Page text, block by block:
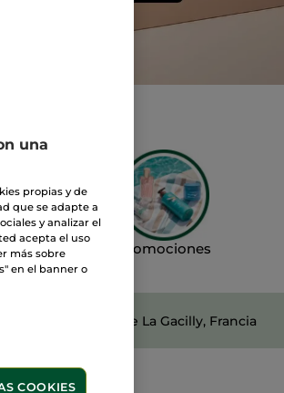
Outlet Promociones
Entrega desde La Gacilly, Francia
una
propias y de
que se adapte a
y analizar el
acepta el uso
más sobre
en el banner o
COOKIES